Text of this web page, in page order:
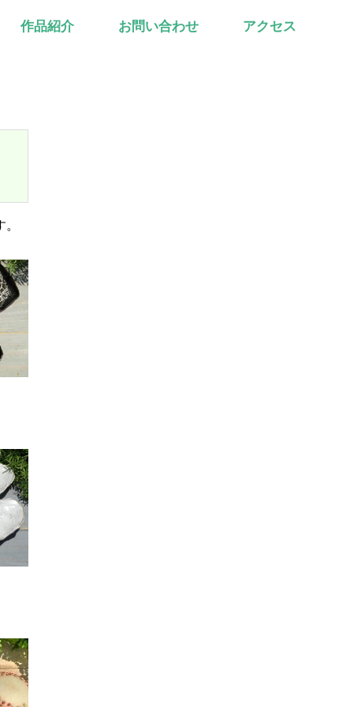
作品紹介 お問い合わせ アクセス